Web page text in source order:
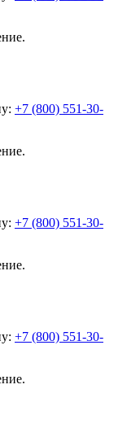
+7 (800) 551-30-
+7 (800) 551-30-
+7 (800) 551-30-